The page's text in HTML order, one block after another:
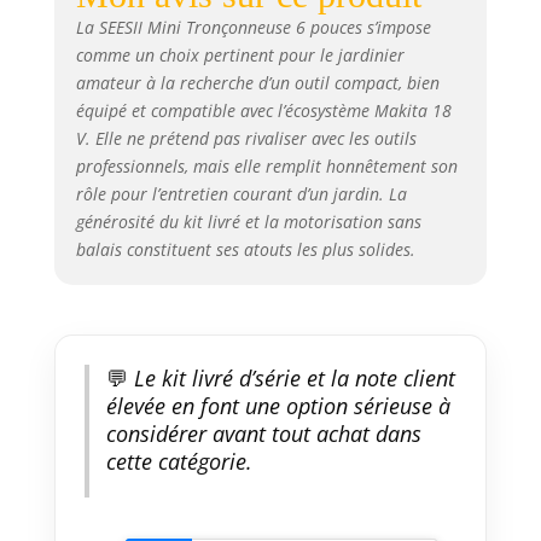
machine 2 Batteries de 4000
mAh : Profitez d’un plaisir
illimité dans vos projets
extérieurs grâce à cette mini
tronconneuse a batterie, livrée
avec deux batteries puissantes
de 4000 mAh chacune. Vous
obtenez jusqu’à 100 minutes
d’autonomie – idéal pour de
gros travaux de jardinage. Son
cette elagueuse un outil de
coupe vraiment polyvalent
Lubrification Automatique de la
Chaîne : Le système de
lubrification a été amélioré pour
La SEESII Mini Tronçonneuse 6 pouces s’impose
comme un choix pertinent pour le jardinier
amateur à la recherche d’un outil compact, bien
équipé et compatible avec l’écosystème Makita 18
V. Elle ne prétend pas rivaliser avec les outils
professionnels, mais elle remplit honnêtement son
rôle pour l’entretien courant d’un jardin. La
générosité du kit livré et la motorisation sans
balais constituent ses atouts les plus solides.
💬 Le kit livré d’série et la note client
élevée en font une option sérieuse à
considérer avant tout achat dans
cette catégorie.